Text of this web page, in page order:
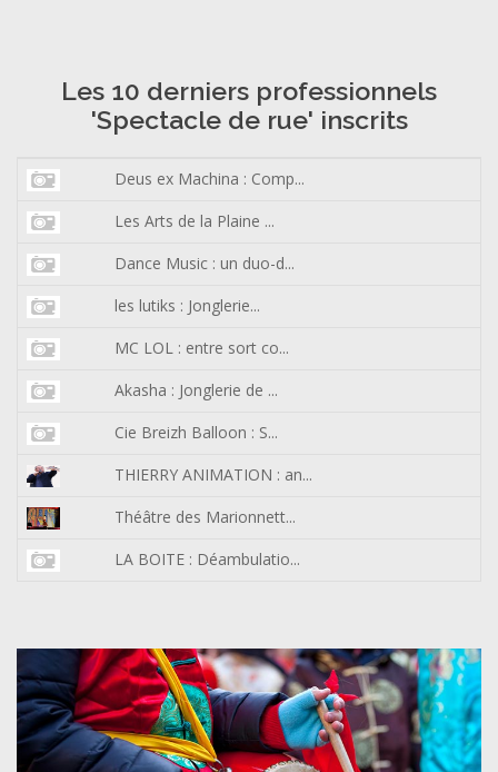
Les 10 derniers professionnels
'Spectacle de rue' inscrits
Deus ex Machina : Comp...
Les Arts de la Plaine ...
Dance Music : un duo-d...
les lutiks : Jonglerie...
MC LOL : entre sort co...
Akasha : Jonglerie de ...
Cie Breizh Balloon : S...
THIERRY ANIMATION : an...
Théâtre des Marionnett...
LA BOITE : Déambulatio...